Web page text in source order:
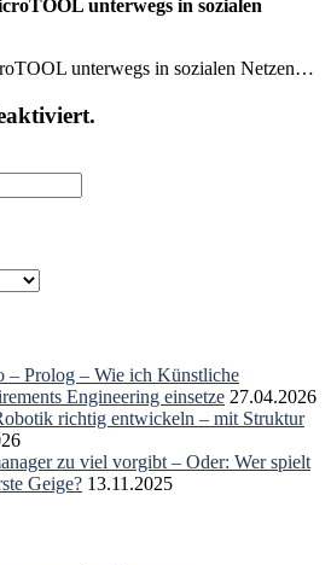
unterwegs in sozialen
unterwegs in sozialen Netzen…
– Prolog – Wie ich Künstliche
Engineering einsetze 27.04.2026
richtig entwickeln – mit Struktur
zu viel vorgibt – Oder: Wer spielt
Geige? 13.11.2025